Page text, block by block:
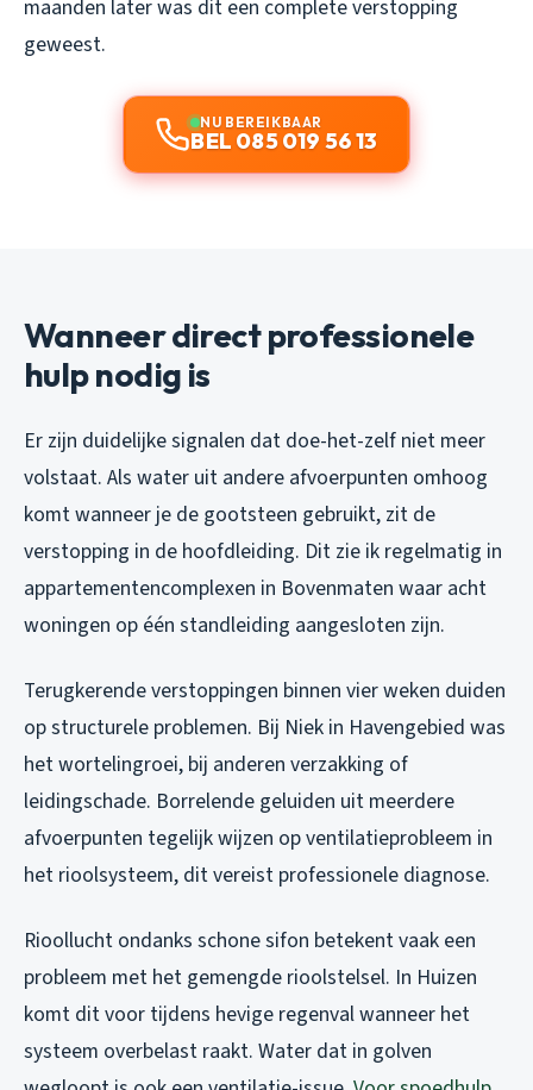
maanden later was dit een complete verstopping
geweest.
NU BEREIKBAAR
BEL 085 019 56 13
Wanneer direct professionele
hulp nodig is
Er zijn duidelijke signalen dat doe-het-zelf niet meer
volstaat. Als water uit andere afvoerpunten omhoog
komt wanneer je de gootsteen gebruikt, zit de
verstopping in de hoofdleiding. Dit zie ik regelmatig in
appartementencomplexen in Bovenmaten waar acht
woningen op één standleiding aangesloten zijn.
Terugkerende verstoppingen binnen vier weken duiden
op structurele problemen. Bij Niek in Havengebied was
het wortelingroei, bij anderen verzakking of
leidingschade. Borrelende geluiden uit meerdere
afvoerpunten tegelijk wijzen op ventilatieprobleem in
het rioolsysteem, dit vereist professionele diagnose.
Rioollucht ondanks schone sifon betekent vaak een
probleem met het gemengde rioolstelsel. In Huizen
komt dit voor tijdens hevige regenval wanneer het
systeem overbelast raakt. Water dat in golven